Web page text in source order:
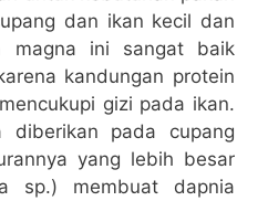
dan ikan kecil dan
magna ini sangat baik
kandungan protein
gizi pada ikan.
diberikan pada cupang
yang lebih besar
sp.) membuat dapnia